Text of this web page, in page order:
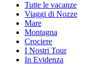
Tutte le vacanze
Viaggi di Nozze
Mare
Montagna
Crociere
I Nostri Tour
In Evidenza